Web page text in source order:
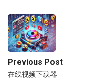
Previous Post
在线视频下载器